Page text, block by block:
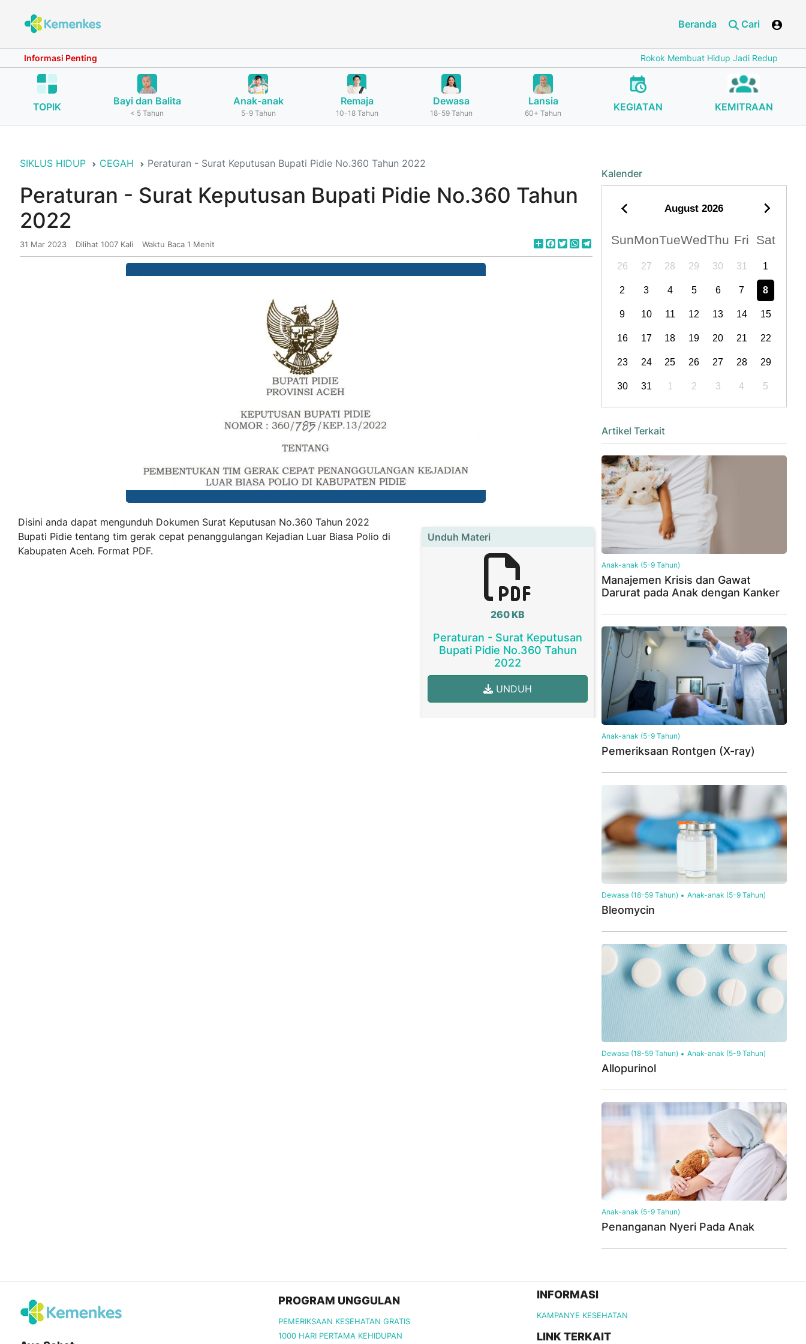
Beranda Cari
Informasi Penting Rokok Membuat Hidup Jadi Redup Cegah
TOPIK Bayi dan Balita
< 5 Tahun
Anak-anak
5-9 Tahun
Remaja
10-18 Tahun
Dewasa
18-59 Tahun
Lansia
60+ Tahun
KEGIATAN KEMITRAAN
SIKLUS HIDUP CEGAH Peraturan - Surat Keputusan Bupati Pidie No.360 Tahun 2022
Peraturan - Surat Keputusan Bupati Pidie No.360 Tahun
2022
31 Mar 2023 Dilihat 1007 Kali Waktu Baca 1 Menit ShareFacebook
TwitterWhatsApp
Telegram
Disini anda dapat mengunduh Dokumen Surat Keputusan No.360 Tahun 2022
Bupati Pidie tentang tim gerak cepat penanggulangan Kejadian Luar Biasa Polio di
Kabupaten Aceh. Format PDF.
Unduh Materi
260 KB
Peraturan - Surat Keputusan
Bupati Pidie No.360 Tahun
2022
UNDUH
Kalender
August 2026
SunMonTueWedThu Fri Sat
26 27 28 29 30 31 1
2 3 4 5 6 7 8
9 10 11 12 13 14 15
16 17 18 19 20 21 22
23 24 25 26 27 28 29
30 31 1 2 3 4 5
Artikel Terkait
Anak-anak (5-9 Tahun)
Manajemen Krisis dan Gawat
Darurat pada Anak dengan Kanker
Anak-anak (5-9 Tahun)
Pemeriksaan Rontgen (X-ray)
Dewasa (18-59 Tahun) Anak-anak (5-9 Tahun)
Bleomycin
Dewasa (18-59 Tahun) Anak-anak (5-9 Tahun)
Allopurinol
Anak-anak (5-9 Tahun)
Penanganan Nyeri Pada Anak
PROGRAM UNGGULAN
PEMERIKSAAN KESEHATAN GRATIS
1000 HARI PERTAMA KEHIDUPAN
INFORMASI
KAMPANYE KESEHATAN
LINK TERKAIT